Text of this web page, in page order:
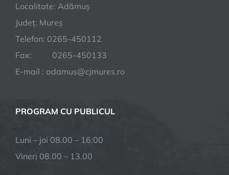
Localitate: Adămuș
Județ: Mureș
Telefon: 0265-450112
Fax: 0265-450133
E-mail : adamus@cjmures.ro
PROGRAM CU PUBLICUL
Luni – joi 08.00 – 16:00
Vineri 08.00 – 13.00